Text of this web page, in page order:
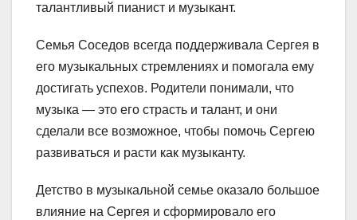
талантливый пианист и музыкант.
Семья Соседов всегда поддерживала Сергея в
его музыкальных стремлениях и помогала ему
достигать успехов. Родители понимали, что
музыка — это его страсть и талант, и они
сделали все возможное, чтобы помочь Сергею
развиваться и расти как музыканту.
Детство в музыкальной семье оказало большое
влияние на Сергея и сформировало его